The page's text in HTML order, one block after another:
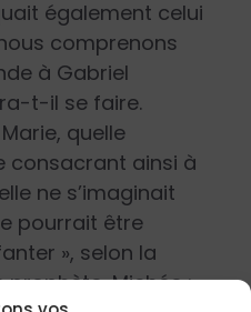
également celui
comprenons
à Gabriel
t-il se faire.
quelle
consacrant ainsi à
ne s’imaginait
pourrait être
», selon la
prophète, Michée :